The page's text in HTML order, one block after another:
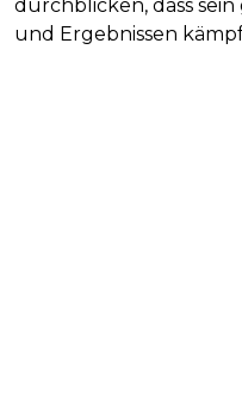
durchblicken, dass
und Ergebnissen